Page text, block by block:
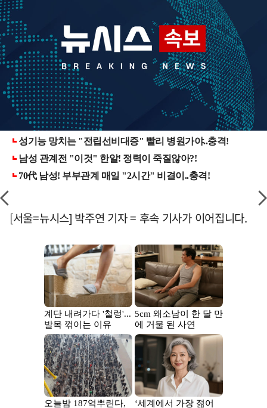
[서울=뉴시스] 박주연 기자 = 후속 기사가 이어집니다.